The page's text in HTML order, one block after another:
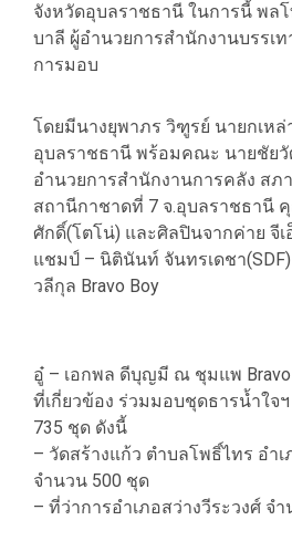
จังหวัดอุบลราชธานี ในการนี้ พล
บาลี ผู้อำนวยการสำนักงานบรรเ
การมอบ
โดยมีนางยุพาภร วิฑูรย์ นายกเห
อุบลราชธานี พร้อมคณะ นายชัย
อำนวยการสำนักงานการคลัง สภ
สถานีกาชาดที่ 7 จ.อุบลราชธานี
ศักดิ์(โตโน่) และศิลปินจากค่าย จี
แชมป์ – นิตินันท์ จันทรเดชา
วลีกุล Bravo Boy
อู๋ – เอกพล ดีบุญมี ณ ชุมแพ
ที่เกี่ยวข้อง ร่วมมอบชุดธารน้ำใจ
735 ชุด ดังนี้
– วัดสร้างแก้ว ตำบลโพธิ์ไทร อำ
จำนวน 500 ชุด
– ที่ว่าการอำเภอสว่างวีระวงศ์ จ